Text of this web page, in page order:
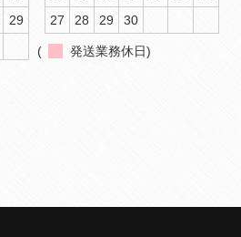
29
27
28 29 30
( 発送業務休日)